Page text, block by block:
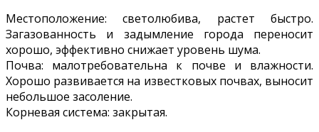
Местоположение: светолюбива, растет быстро.
Загазованность и задымление города переносит
хорошо, эффективно снижает уровень шума.
Почва: малотребовательна к почве и влажности.
Хорошо развивается на известковых почвах, выносит
небольшое засоление.
Корневая система: закрытая.